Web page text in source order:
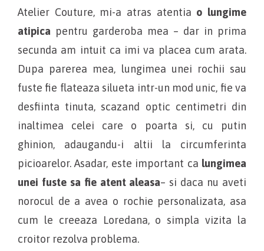
Atelier Couture, mi-a atras atentia o lungime
atipica pentru garderoba mea – dar in prima
secunda am intuit ca imi va placea cum arata.
Dupa parerea mea, lungimea unei rochii sau
fuste fie flateaza silueta intr-un mod unic, fie va
desfiinta tinuta, scazand optic centimetri din
inaltimea celei care o poarta si, cu putin
ghinion, adaugandu-i altii la circumferinta
picioarelor. Asadar, este important ca lungimea
unei fuste sa fie atent aleasa– si daca nu aveti
norocul de a avea o rochie personalizata, asa
cum le creeaza Loredana, o simpla vizita la
croitor rezolva problema.